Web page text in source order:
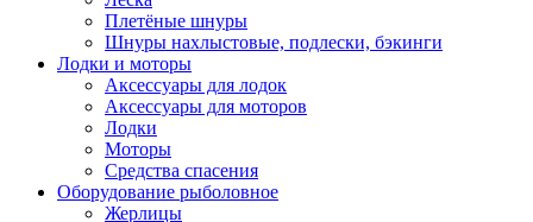
Плетёные шнуры
Шнуры нахлыстовые, подлески, бэкинги
Лодки и моторы
Аксессуары для лодок
Аксессуары для моторов
Лодки
Моторы
Средства спасения
Оборудование рыболовное
Жерлицы